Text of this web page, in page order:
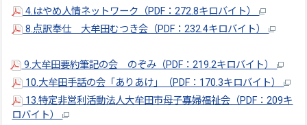
4.はやめ人情ネットワーク（PDF：272.8キロバイト）
8.点訳奉仕 大牟田むつき会（PDF：232.4キロバイト）
9.大牟田要約筆記の会 のぞみ（PDF：219.2キロバイト）
10.大牟田手話の会「ありあけ」（PDF：170.3キロバイト）
13.特定非営利活動法人大牟田市母子寡婦福祉会（PDF：209キ
ロバイト）